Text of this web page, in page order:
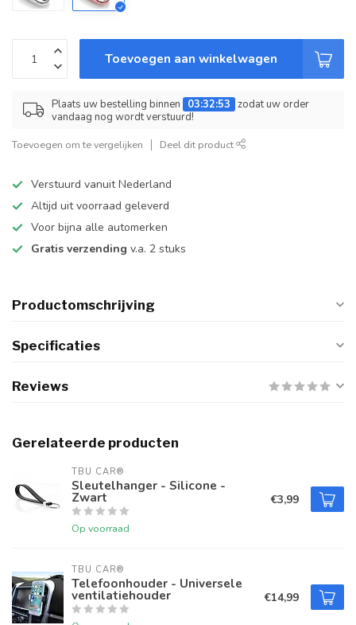
Toevoegen aan winkelwagen
Plaats uw bestelling binnen 03:32:53 zodat uw order
vandaag nog wordt verstuurd!
Toevoegen om te vergelijken Deel dit product
Verstuurd vanuit Nederland
Altijd uit voorraad geleverd
Voor bijna alle automerken
Gratis verzending v.a. 2 stuks
Productomschrijving
Specificaties
Reviews
Gerelateerde producten
TBU CAR®
Sleutelhanger - Silicone -
Zwart
Op voorraad
€3,99
TBU CAR®
Telefoonhouder - Universele
ventilatiehouder €14,99